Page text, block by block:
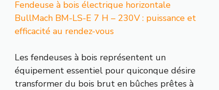
Fendeuse à bois électrique horizontale
BullMach BM-LS-E 7 H – 230V : puissance et
efficacité au rendez-vous
Les fendeuses à bois représentent un
équipement essentiel pour quiconque désire
transformer du bois brut en bûches prêtes à